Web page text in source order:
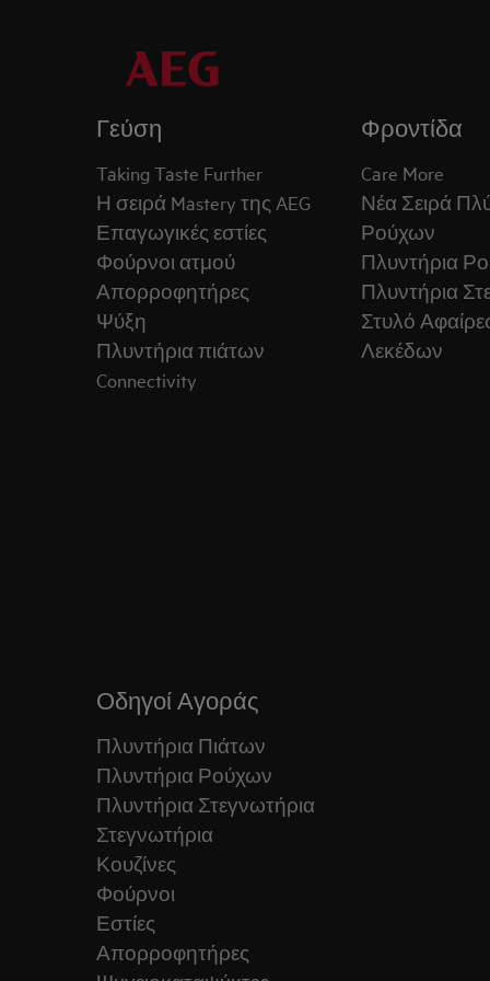
Γεύση
Taking Taste Further
Η σειρά Mastery της AEG
Επαγωγικές εστίες
Φούρνοι ατμού
Απορροφητήρες
Ψύξη
Πλυντήρια πιάτων
Connectivity
Φροντίδα
Care More
Νέα Σειρά
Ρούχων
Πλυντήρια
Πλυντήρια
Στυλό
Λεκέδων
Οδηγοί Αγοράς
Πλυντήρια Πιάτων
Πλυντήρια Ρούχων
Πλυντήρια Στεγνωτήρια
Στεγνωτήρια
Κουζίνες
Φούρνοι
Εστίες
Απορροφητήρες